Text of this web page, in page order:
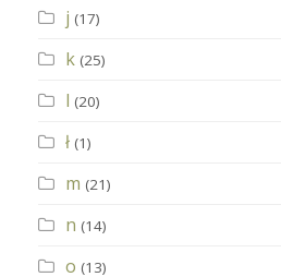
j (17)
k (25)
l (20)
ł (1)
m (21)
n (14)
o (13)